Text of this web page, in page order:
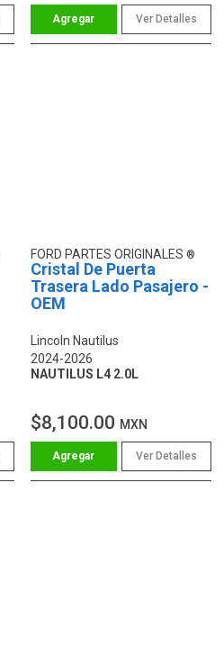
Ver Detalles
FORD PARTES ORIGINALES
Cristal De Puerta
Trasera Lado Pasajero -
OEM
Lincoln Nautilus
2024-2026
NAUTILUS L4 2.0L
$8,100.00 MXN
Ver Detalles